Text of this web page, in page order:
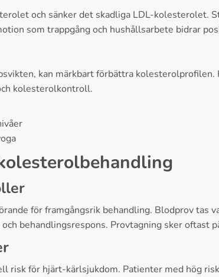
och sänker det skadliga LDL-kolesterolet.
som trappgång och hushållsarbete bidrar
kan märkbart förbättra
kolesterolkontroll.
för framgångsrik behandling. Blodprov
behandlingsrespons. Provtagning sker
risk för hjärt-kärlsjukdom. Patienter med hög